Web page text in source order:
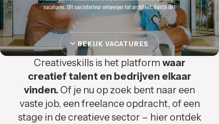
vacatures. Dit van interieur ontwerper tot architect. Bekijk de i
BEKIJK VACATURES
Creativeskills is het platform waar
creatief talent en bedrijven elkaar
vinden. Of je nu op zoek bent naar een
vaste job, een freelance opdracht, of een
stage in de creatieve sector – hier ontdek